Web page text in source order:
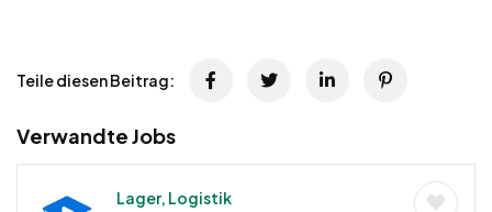
Teile diesen Beitrag:
Verwandte Jobs
Lager, Logistik